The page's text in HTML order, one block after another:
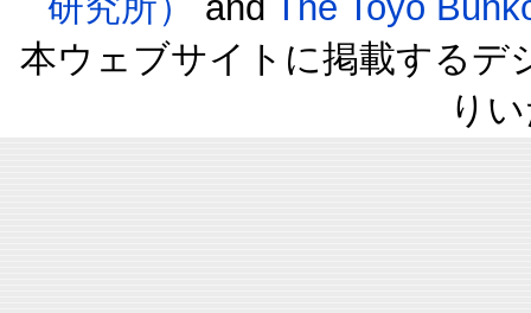
本ウェブサイトに掲載するデ
り